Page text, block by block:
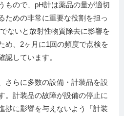
もので、pH計は薬品の量が適切
ための非常に重要な役割を担っ
ないと放射性物質除去に影響を
め、2ヶ月に1回の頻度で点検を
認しています。
さらに多数の設備・計装品を設
。計装品の故障が設備の停止に
捗に影響を与えないよう「計装